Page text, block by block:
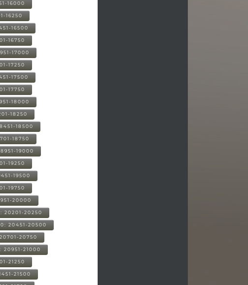
16000
16250
16500
16750
17000
17250
17500
17750
18000
18250
18500
18750
19000
19250
19500
19750
20000
20201-20250
20451-20500
20750
20951-21000
21250
21500